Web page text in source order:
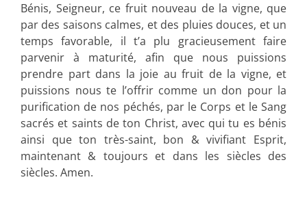
Bénis, Seigneur, ce fruit nouveau de la vigne, que
par des saisons calmes, et des pluies douces, et un
temps favorable, il t’a plu gracieusement faire
parvenir à maturité, afin que nous puissions
prendre part dans la joie au fruit de la vigne, et
puissions nous te l’offrir comme un don pour la
purification de nos péchés, par le Corps et le Sang
sacrés et saints de ton Christ, avec qui tu es bénis
ainsi que ton très-saint, bon & vivifiant Esprit,
maintenant & toujours et dans les siècles des
siècles. Amen.